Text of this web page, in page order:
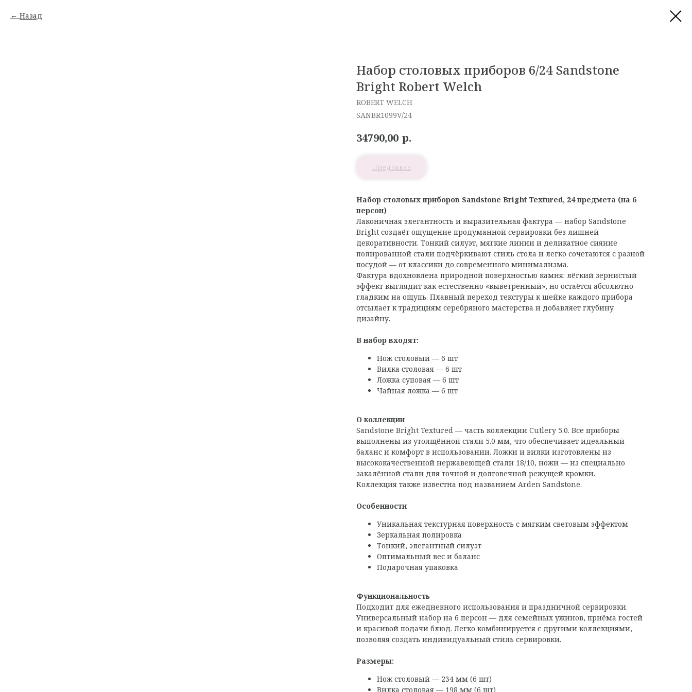
Назад
Набор столовых приборов 6/24 Sandstone
Bright Robert Welch
ROBERT WELCH
SANBR1099V/24
34790,00 р.
Набор столовых приборов Sandstone Bright Textured, 24 предмета (на 6
персон)
Лаконичная элегантность и выразительная фактура — набор Sandstone
Bright создаёт ощущение продуманной сервировки без лишней
декоративности. Тонкий силуэт, мягкие линии и деликатное сияние
полированной стали подчёркивают стиль стола и легко сочетаются с разной
посудой — от классики до современного минимализма.
Фактура вдохновлена природной поверхностью камня: лёгкий зернистый
эффект выглядит как естественно «выветренный», но остаётся абсолютно
гладким на ощупь. Плавный переход текстуры к шейке каждого прибора
отсылает к традициям серебряного мастерства и добавляет глубину
дизайну.
В набор входят:
Нож столовый — 6 шт
Вилка столовая — 6 шт
Ложка суповая — 6 шт
Чайная ложка — 6 шт
О коллекции
Sandstone Bright Textured — часть коллекции Cutlery 5.0. Все приборы
выполнены из утолщённой стали 5.0 мм, что обеспечивает идеальный
баланс и комфорт в использовании. Ложки и вилки изготовлены из
высококачественной нержавеющей стали 18/10, ножи — из специально
закалённой стали для точной и долговечной режущей кромки.
Коллекция также известна под названием Arden Sandstone.
Особенности
Уникальная текстурная поверхность с мягким световым эффектом
Зеркальная полировка
Тонкий, элегантный силуэт
Оптимальный вес и баланс
Подарочная упаковка
Функциональность
Подходит для ежедневного использования и праздничной сервировки.
Универсальный набор на 6 персон — для семейных ужинов, приёма гостей
и красивой подачи блюд. Легко комбинируется с другими коллекциями,
позволяя создать индивидуальный стиль сервировки.
Размеры:
Нож столовый — 234 мм (6 шт)
Вилка столовая — 198 мм (6 шт)